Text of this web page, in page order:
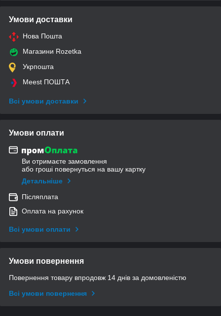
Умови доставки
Нова Пошта
Магазини Rozetka
Укрпошта
Meest ПОШТА
Всі умови доставки
Умови оплати
Ви отримаєте замовлення
або гроші повернуться на вашу картку
Детальніше
Післяплата
Оплата на рахунок
Всі умови оплати
Умови повернення
Повернення товару впродовж 14 днів за домовленістю
Всі умови повернення